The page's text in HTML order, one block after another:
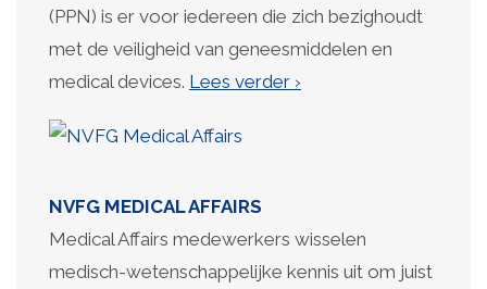
(PPN) is er voor iedereen die zich bezighoudt
met de veiligheid van geneesmiddelen en
medical devices. Lees verder ›
NVFG MEDICAL AFFAIRS
Medical Affairs medewerkers wisselen
medisch-wetenschappelijke kennis uit om juist